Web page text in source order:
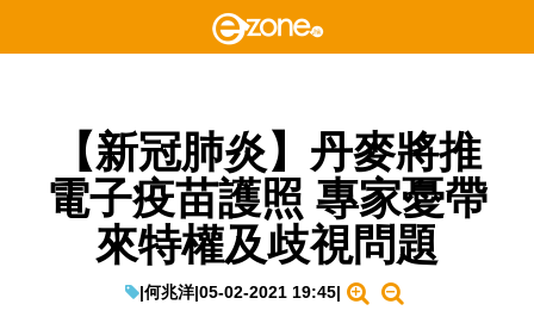
【新冠肺炎】丹麥將推
電子疫苗護照 專家憂帶
來特權及歧視問題
|何兆洋|05-02-2021 19:45|